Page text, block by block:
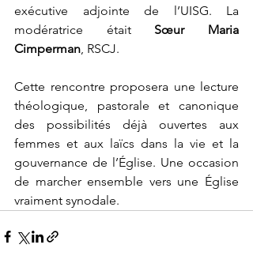
exécutive adjointe de l’UISG. La
modératrice était Sœur Maria
Cimperman , RSCJ.
Cette rencontre proposera une lecture
théologique, pastorale et canonique
des possibilités déjà ouvertes aux
femmes et aux laïcs dans la vie et la
gouvernance de l’Église. Une occasion
de marcher ensemble vers une Église
vraiment synodale.